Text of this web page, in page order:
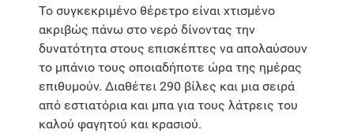
Το συγκεκριμένο θέρετρο είναι χτισμένο
ακριβώς πάνω στο νερό δίνοντας την
δυνατότητα στους επισκέπτες να απολαύσουν
το μπάνιο τους οποιαδήποτε ώρα της ημέρας
επιθυμούν. Διαθέτει 290 βίλες και μια σειρά
από εστιατόρια και μπα για τους λάτρεις του
καλού φαγητού και κρασιού.